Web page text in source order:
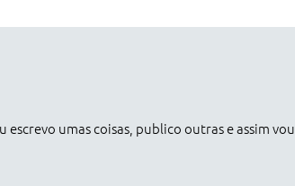
umas coisas, publico outras e assim vou